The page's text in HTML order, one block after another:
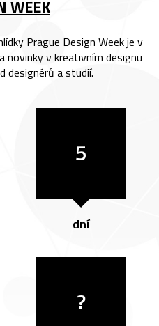
WEEK
Prague Design Week je v
novinky v kreativním designu
designérů a studií.
5
dní
?